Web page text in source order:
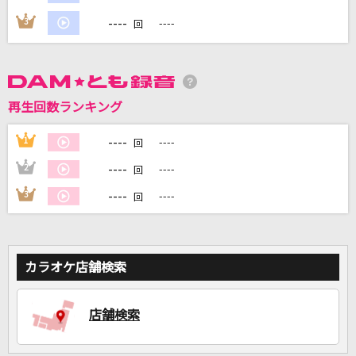
カラオケ最新情報をチェック！
3 ---- 回 ----
再生回数ランキング
1 ---- 回 ----
2 ---- 回 ----
3 ---- 回 ----
カラオケ店舗検索
店舗検索